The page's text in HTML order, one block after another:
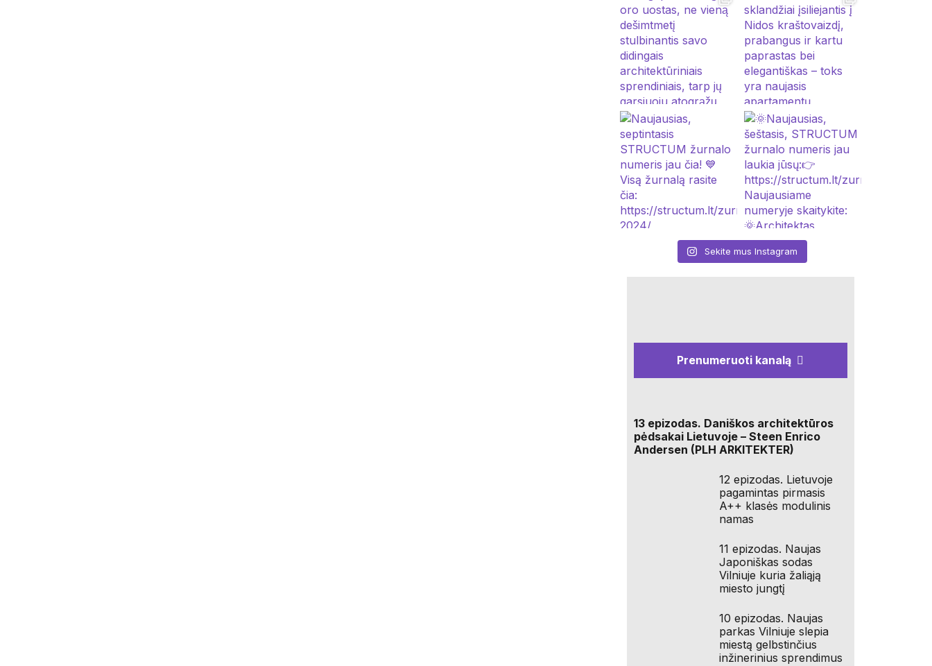
Sekite mus Instagram
Prenumeruoti kanalą
13 epizodas. Daniškos architektūros
pėdsakai Lietuvoje – Steen Enrico
Andersen (PLH ARKITEKTER)
12 epizodas. Lietuvoje
pagamintas pirmasis
A++ klasės modulinis
namas
11 epizodas. Naujas
Japoniškas sodas
Vilniuje kuria žaliąją
miesto jungtį
10 epizodas. Naujas
parkas Vilniuje slepia
miestą gelbstinčius
inžinerinius sprendimus